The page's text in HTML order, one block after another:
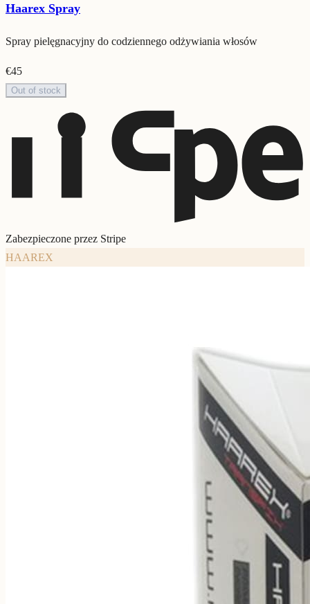
Haarex Spray
Spray pielęgnacyjny do codziennego odżywiania włosów
€45
Out of stock
Zabezpieczone przez Stripe
HAAREX